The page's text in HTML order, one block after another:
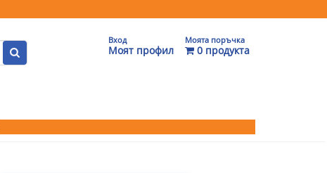
Вход
Моят профил
Моята поръчка
0 продукта